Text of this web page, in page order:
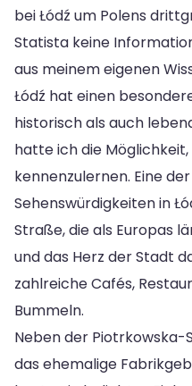
bei Łódź um Polens
Statista keine
aus meinem eigenen
Łódź hat einen
historisch als auch
hatte ich die
kennenzulernen. Eine
Sehenswürdigkeiten in
Straße, die als Europas
und das Herz der Stadt
zahlreiche Cafés,
Bummeln.
Neben der Piotrkowska-
das ehemalige